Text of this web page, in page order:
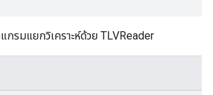
กรมแยกวิเคราะห์ด้วย TLVReader